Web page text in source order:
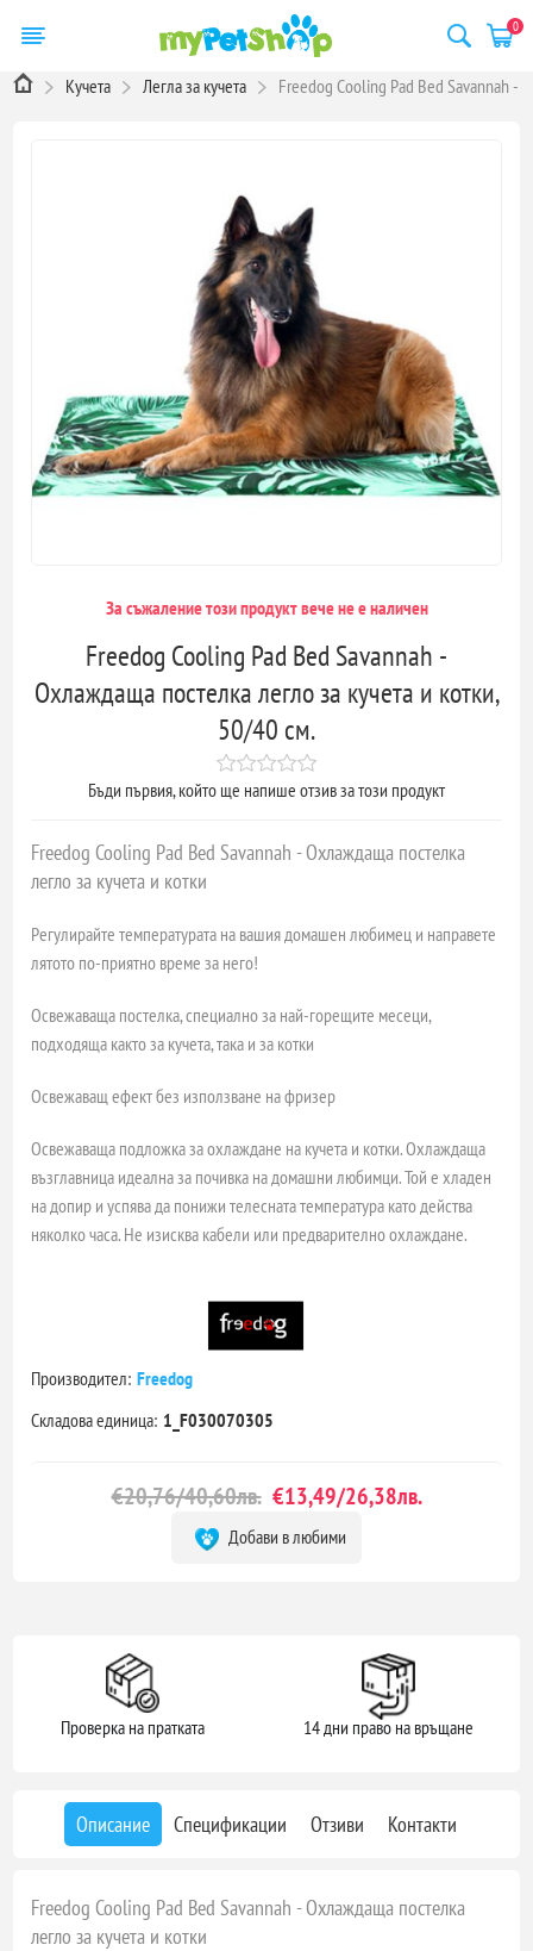
0
Кучета Легла за кучета Freedog Cooling Pad Bed Savannah -
За съжаление този продукт вече не е наличен
Freedog Cooling Pad Bed Savannah -
Охлаждаща постелка легло за кучета и котки,
50/40 см.
Бъди първия, който ще напише отзив за този продукт
Freedog Cooling Pad Bed Savannah - Охлаждаща постелка
легло за кучета и котки
Регулирайте температурата на вашия домашен любимец и направете
лятото по-приятно време за него!
Освежаваща постелка, специално за най-горещите месеци,
подходяща както за кучета, така и за котки
Освежаващ ефект без използване на фризер
Освежаваща подложка за охлаждане на кучета и котки. Охлаждаща
възглавница идеална за почивка на домашни любимци. Той е хладен
на допир и успява да понижи телесната температура като действа
няколко часа. Не изисква кабели или предварително охлаждане.
Производител: Freedog
Складова единица: 1_F030070305
€20,76/40,60лв. €13,49/26,38лв.
Добави в любими
Проверка на пратката 14 дни право на връщане
Описание Спецификации Отзиви Контакти
Freedog Cooling Pad Bed Savannah - Охлаждаща постелка
легло за кучета и котки